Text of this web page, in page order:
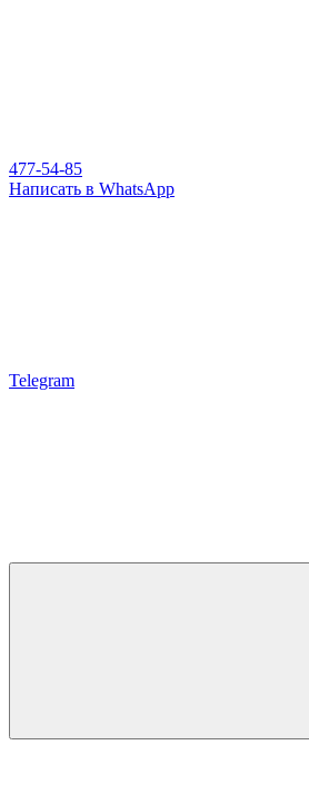
477-54-85
Написать в WhatsApp
Telegram